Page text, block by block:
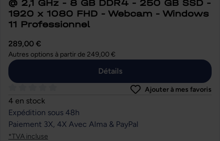
@ 2,1 GHz - 8 GB DDR4 - 250 GB SSD -
1920 x 1080 FHD - Webcam - Windows
11 Professionnel
289,00 €
Autres options à partir de 249,00 €
Détails
Note moyenne de 0 sur 5 étoiles
Ajouter à mes favoris
4 en stock
Expédition sous 48h
Paiement 3X, 4X Avec Alma & PayPal
*TVA incluse